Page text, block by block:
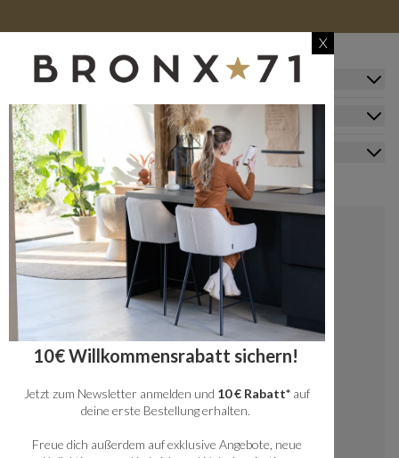
Zusatzinformation
Kundendienst
Mein Konto
Kontakt
+49 20341512060
kundenservice@bronx71.com
Wir reagieren werktags innerhalb von 48
Stunden auf deine Fragen.
Instagram
X
10€ Willkommensrabatt sichern!
Jetzt zum Newsletter anmelden und 10 € Rabatt* auf
deine erste Bestellung erhalten.
Freue dich außerdem auf exklusive Angebote, neue